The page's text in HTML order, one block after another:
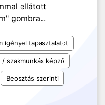
ellátott
gombra...
igényel tapasztalatot
/ szakmunkás képző
Beosztás szerinti